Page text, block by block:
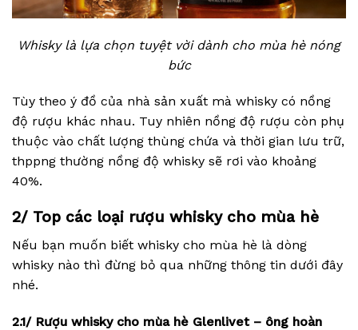
Whisky là lựa chọn tuyệt vời dành cho mùa hè nóng
bức
Tùy theo ý đồ của nhà sản xuất mà whisky có nồng
độ rượu khác nhau. Tuy nhiên nồng độ rượu còn phụ
thuộc vào chất lượng thùng chứa và thời gian lưu trữ,
thppng thường nồng độ whisky sẽ rơi vào khoảng
40%.
2/ Top các loại rượu whisky cho mùa hè
Nếu bạn muốn biết whisky cho mùa hè là dòng
whisky nào thì đừng bỏ qua những thông tin dưới đây
nhé.
2.1/ Rượu whisky cho mùa hè Glenlivet – ông hoàn